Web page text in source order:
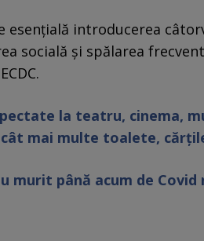
esenţială introducerea
socială şi spălarea
la teatru, cinema,
cât mai multe toalete,
murit până acum de